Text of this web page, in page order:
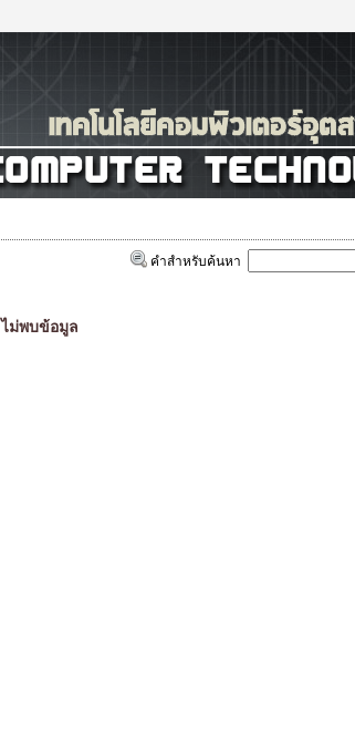
คำสำหรับค้นหา
ไม่พบข้อมูล